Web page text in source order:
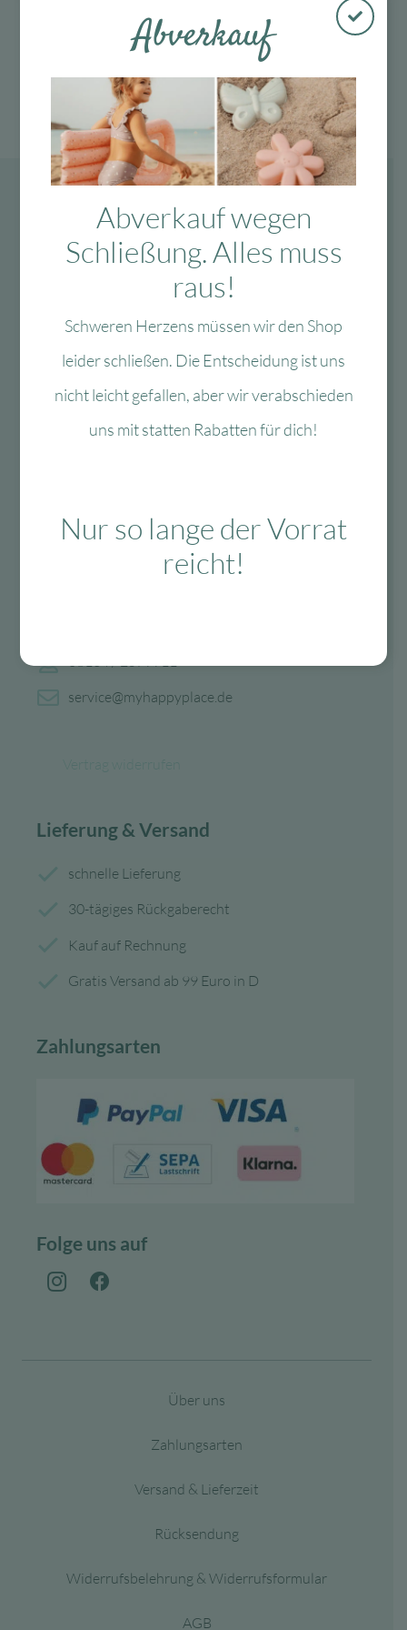
08134 / 2579911
service@myhappyplace.de
Lieferung & Versand
schnelle Lieferung
30-tägiges Rückgaberecht
Kauf auf Rechnung
Gratis Versand ab 99 Euro in D
Zahlungsarten
Folge uns auf
Über uns
Zahlungsarten
Versand & Lieferzeit
Rücksendung
Widerrufsbelehrung & Widerrufsformular
AGB
Abverkauf
Abverkauf wegen
Schließung. Alles muss
raus!
Schweren Herzens müssen wir den Shop
leider schließen. Die Entscheidung ist uns
nicht leicht gefallen, aber wir verabschieden
uns mit statten Rabatten für dich!
Nur so lange der Vorrat
reicht!